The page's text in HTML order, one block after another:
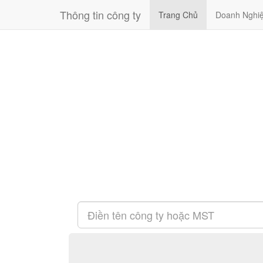
Thông tin công ty Trang Chủ Doanh